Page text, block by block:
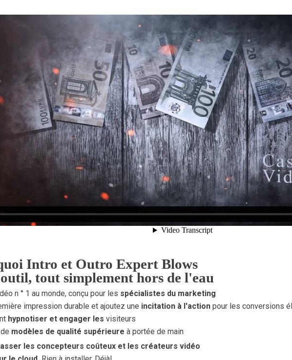
Intro et Outro Expert Blows
tout simplement hors de l'eau
n ° 1 au monde, conçu pour les spécialistes du marketing
impression durable et ajoutez une incitation à l'action pour les conversions
hypnotiser et engager les visiteurs
modèles de qualité supérieure à portée de main
les concepteurs coûteux et les créateurs vidéo